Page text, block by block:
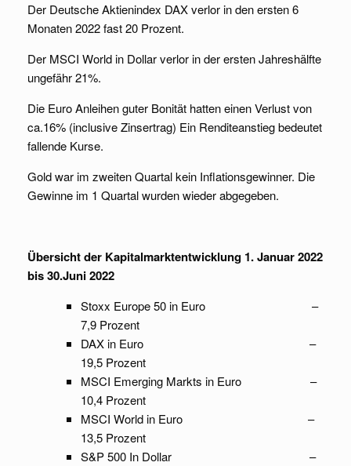
Der Deutsche Aktienindex DAX verlor in den ersten 6
Monaten 2022 fast 20 Prozent.
Der MSCI World in Dollar verlor in der ersten Jahreshälfte
ungefähr 21%.
Die Euro Anleihen guter Bonität hatten einen Verlust von
ca.16% (inclusive Zinsertrag) Ein Renditeanstieg bedeutet
fallende Kurse.
Gold war im zweiten Quartal kein Inflationsgewinner. Die
Gewinne im 1 Quartal wurden wieder abgegeben.
Übersicht der Kapitalmarktentwicklung 1. Januar 2022
bis 30.Juni 2022
Stoxx Europe 50 in Euro –
7,9 Prozent
DAX in Euro –
19,5 Prozent
MSCI Emerging Markts in Euro –
10,4 Prozent
MSCI World in Euro –
13,5 Prozent
S&P 500 In Dollar –